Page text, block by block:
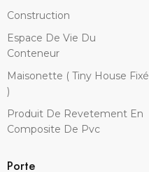
Construction
Espace De Vie Du
Conteneur
Maisonette ( Tiny House Fixé
)
Produit De Revetement En
Composite De Pvc
Porte